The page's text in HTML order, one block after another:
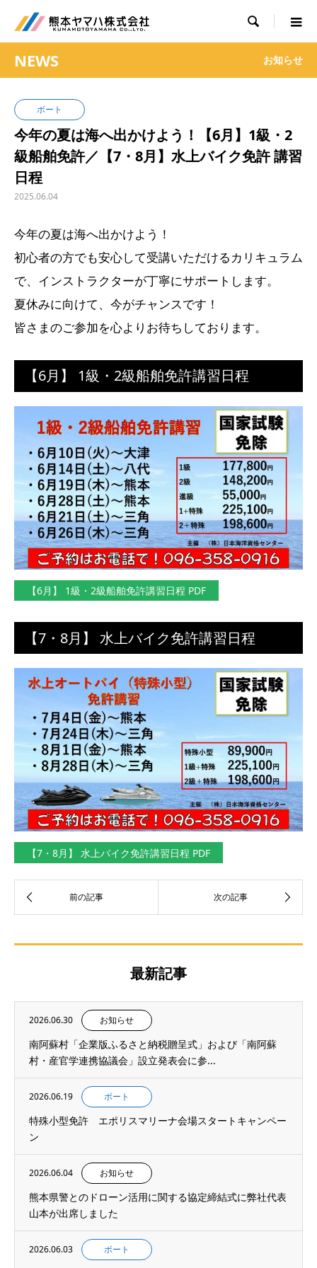

NEWS お知らせ
ボート
今年の夏は海へ出かけよう！【6月】1級・2
級船舶免許／【7・8月】水上バイク免許 講習
日程
2025.06.04
今年の夏は海へ出かけよう！
初心者の方でも安心して受講いただけるカリキュラム
で、インストラクターが丁寧にサポートします。
夏休みに向けて、今がチャンスです！
皆さまのご参加を心よりお待ちしております。
【6月】 1級・2級船舶免許講習日程
【6月】 1級・2級船舶免許講習日程 PDF
【7・8月】 水上バイク免許講習日程
【7・8月】 水上バイク免許講習日程 PDF
最新記事
2026.06.30 お知らせ
南阿蘇村「企業版ふるさと納税贈呈式」および「南阿蘇
村・産官学連携協議会」設立発表会に参...
2026.06.19 ボート
特殊小型免許 エポリスマリーナ会場スタートキャンペー
ン
2026.06.04 お知らせ
熊本県警とのドローン活用に関する協定締結式に弊社代表
山本が出席しました
2026.06.03 ボート